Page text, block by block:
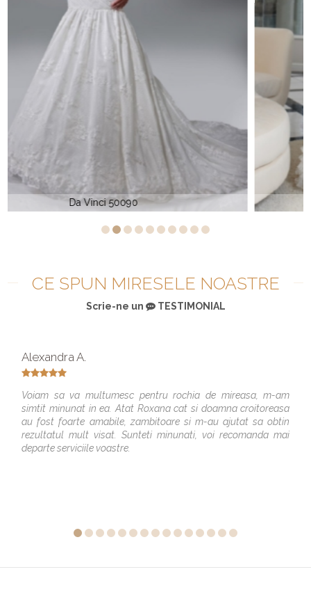
Da Vinci 8447
CE SPUN MIRESELE NOASTRE
Scrie-ne un TESTIMONIAL
Alexandra A.
Voiam sa va multumesc pentru rochia de mireasa, m-am
simtit minunat in ea. Atat Roxana cat si doamna croitoreasa
au fost foarte amabile, zambitoare si m-au ajutat sa obtin
rezultatul mult visat. Sunteti minunati, voi recomanda mai
departe serviciile voastre.